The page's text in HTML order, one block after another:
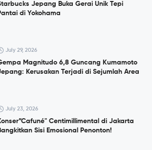
Jepang Buka Gerai Unik Tepi
di Yokohama
July 29, 2026
Magnitudo 6,8 Guncang Kumamoto
Kerusakan Terjadi di Sejumlah Area
July 23, 2026
Centimillimental di Jakarta
Sisi Emosional Penonton!